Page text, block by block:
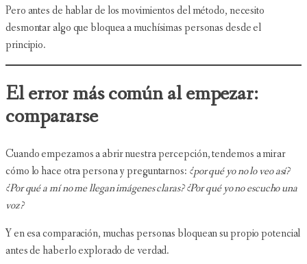
Pero antes de hablar de los movimientos del método, necesito
desmontar algo que bloquea a muchísimas personas desde el
principio.
El error más común al empezar:
compararse
Cuando empezamos a abrir nuestra percepción, tendemos a mirar
cómo lo hace otra persona y preguntarnos: ¿por qué yo no lo veo así?
¿Por qué a mí no me llegan imágenes claras? ¿Por qué yo no escucho una
voz?
Y en esa comparación, muchas personas bloquean su propio potencial
antes de haberlo explorado de verdad.